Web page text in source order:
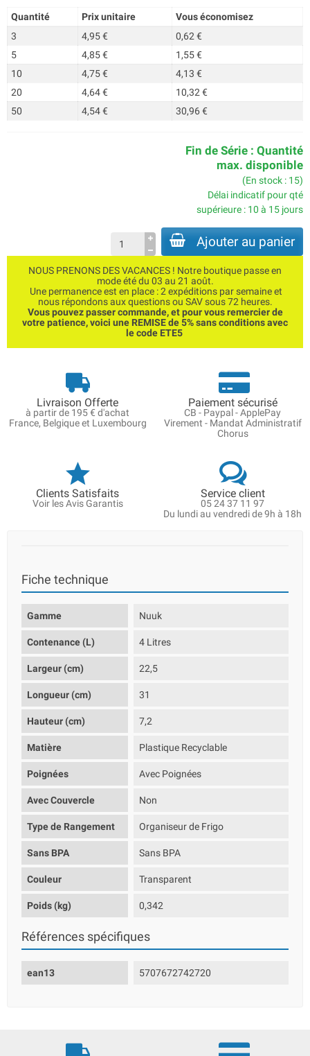
Quantité Prix unitaire
Vous économisez
3
4,95 €
0,62 €
5
4,85 €
1,55 €
10
4,75 €
4,13 €
20
4,64 €
10,32 €
50
4,54 € 30,96 €
Fin de Série : Quantité
max. disponible
(En stock : 15)
Délai indicatif pour qté
supérieure : 10 à 15 jours
Ajouter au panier
NOUS PRENONS DES VACANCES ! Notre boutique passe en
mode été du 03 au 21 août.
Une permanence est en place : 2 expéditions par semaine et
nous répondons aux questions ou SAV sous 72 heures.
Vous pouvez passer commande, et pour vous remercier de
votre patience, voici une REMISE de 5% sans conditions avec
le code ETE5
Livraison Offerte
à partir de 195 € d'achat
France, Belgique et Luxembourg
Paiement sécurisé
CB - Paypal - ApplePay
Virement - Mandat Administratif
Chorus
Clients Satisfaits
Voir les Avis Garantis
Service client
05 24 37 11 97
Du lundi au vendredi de 9h à 18h
Fiche technique
Gamme Nuuk
Contenance (L) 4 Litres
Largeur (cm) 22,5
Longueur (cm) 31
Hauteur (cm) 7,2
Matière Plastique Recyclable
Poignées Avec Poignées
Avec Couvercle Non
Type de Rangement Organiseur de Frigo
Sans BPA Sans BPA
Couleur Transparent
Poids (kg) 0,342
Références spécifiques
ean13 5707672742720